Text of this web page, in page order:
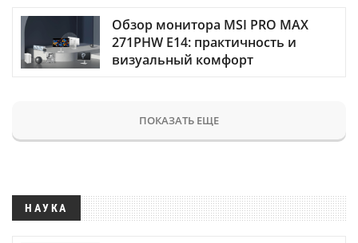
Обзор монитора MSI PRO MAX
271PHW E14: практичность и
визуальный комфорт
ПОКАЗАТЬ ЕЩЕ
НАУКА